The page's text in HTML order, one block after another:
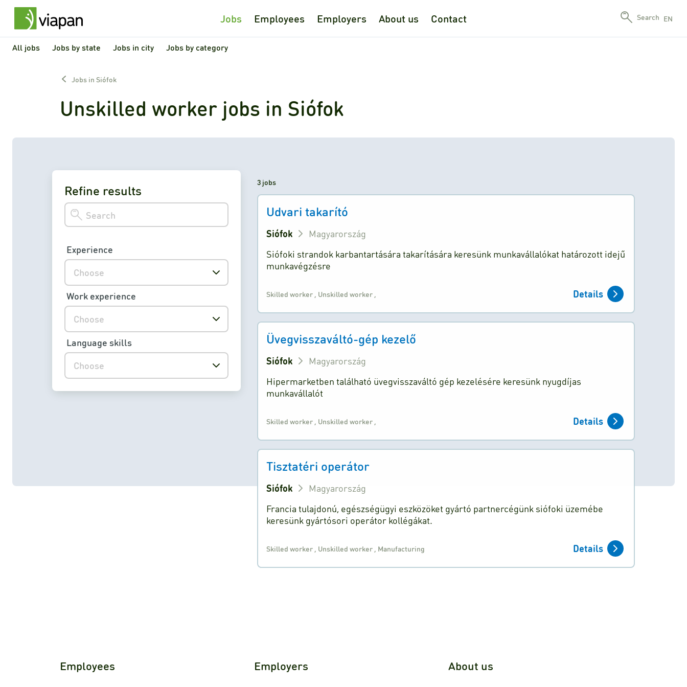
Jobs Employees Employers About us Contact Search EN
All jobs Jobs by state Jobs in city Jobs by category
Jobs in Siófok
Unskilled worker jobs in Siófok
Refine results
Choose
Experience
Choose
Work experience
Choose
Language skills
3 jobs
Udvari takarító
Siófok
Magyarország
Siófoki strandok karbantartására takarítására keresünk munkavállalókat határozott idejű
munkavégzésre
Skilled worker Unskilled worker Details
Üvegvisszaváltó-gép kezelő
Siófok
Magyarország
Hipermarketben található üvegvisszaváltó gép kezelésére keresünk nyugdíjas
munkavállalót
Skilled worker Unskilled worker Details
Tisztatéri operátor
Siófok
Magyarország
Francia tulajdonú, egészségügyi eszközöket gyártó partnercégünk siófoki üzemébe
keresünk gyártósori operátor kollégákat.
Skilled worker Unskilled worker Manufacturing Details
Employees Employers About us